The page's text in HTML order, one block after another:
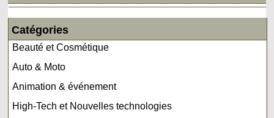
Catégories
Beauté et Cosmétique
Auto & Moto
Animation & événement
High-Tech et Nouvelles technologies